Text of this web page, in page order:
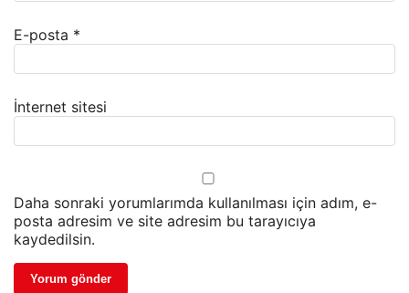
E-posta *
İnternet sitesi
Daha sonraki yorumlarımda kullanılması için adım, e-
posta adresim ve site adresim bu tarayıcıya
kaydedilsin.